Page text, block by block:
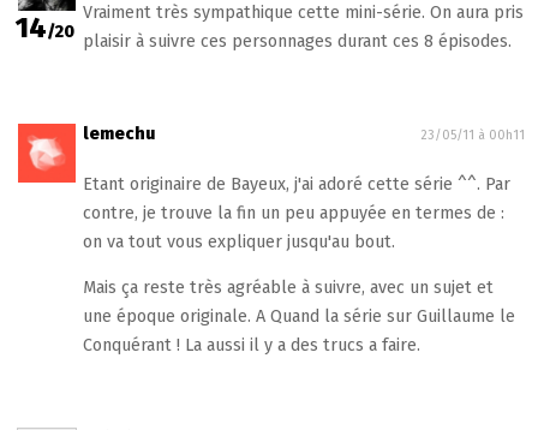
14/20
Vraiment très sympathique cette mini-série. On aura pris
plaisir à suivre ces personnages durant ces 8 épisodes.
lemechu 23/05/11 à 00h11
Etant originaire de Bayeux, j'ai adoré cette série ^^. Par
contre, je trouve la fin un peu appuyée en termes de :
on va tout vous expliquer jusqu'au bout.
Mais ça reste très agréable à suivre, avec un sujet et
une époque originale. A Quand la série sur Guillaume le
Conquérant ! La aussi il y a des trucs a faire.